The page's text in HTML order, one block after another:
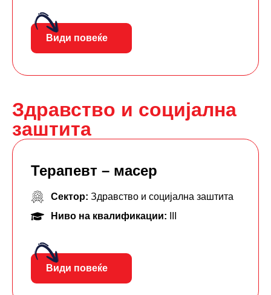
Види повеќе
Здравство и социјална
заштита
Терапевт – масер
Сектор: Здравство и социјална заштита
Ниво на квалификации:
Види повеќе